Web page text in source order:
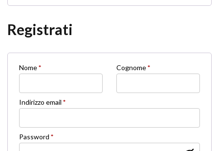
Registrati
Nome* Cognome*
Indirizzo email *Richiesto
Password *Richiesto